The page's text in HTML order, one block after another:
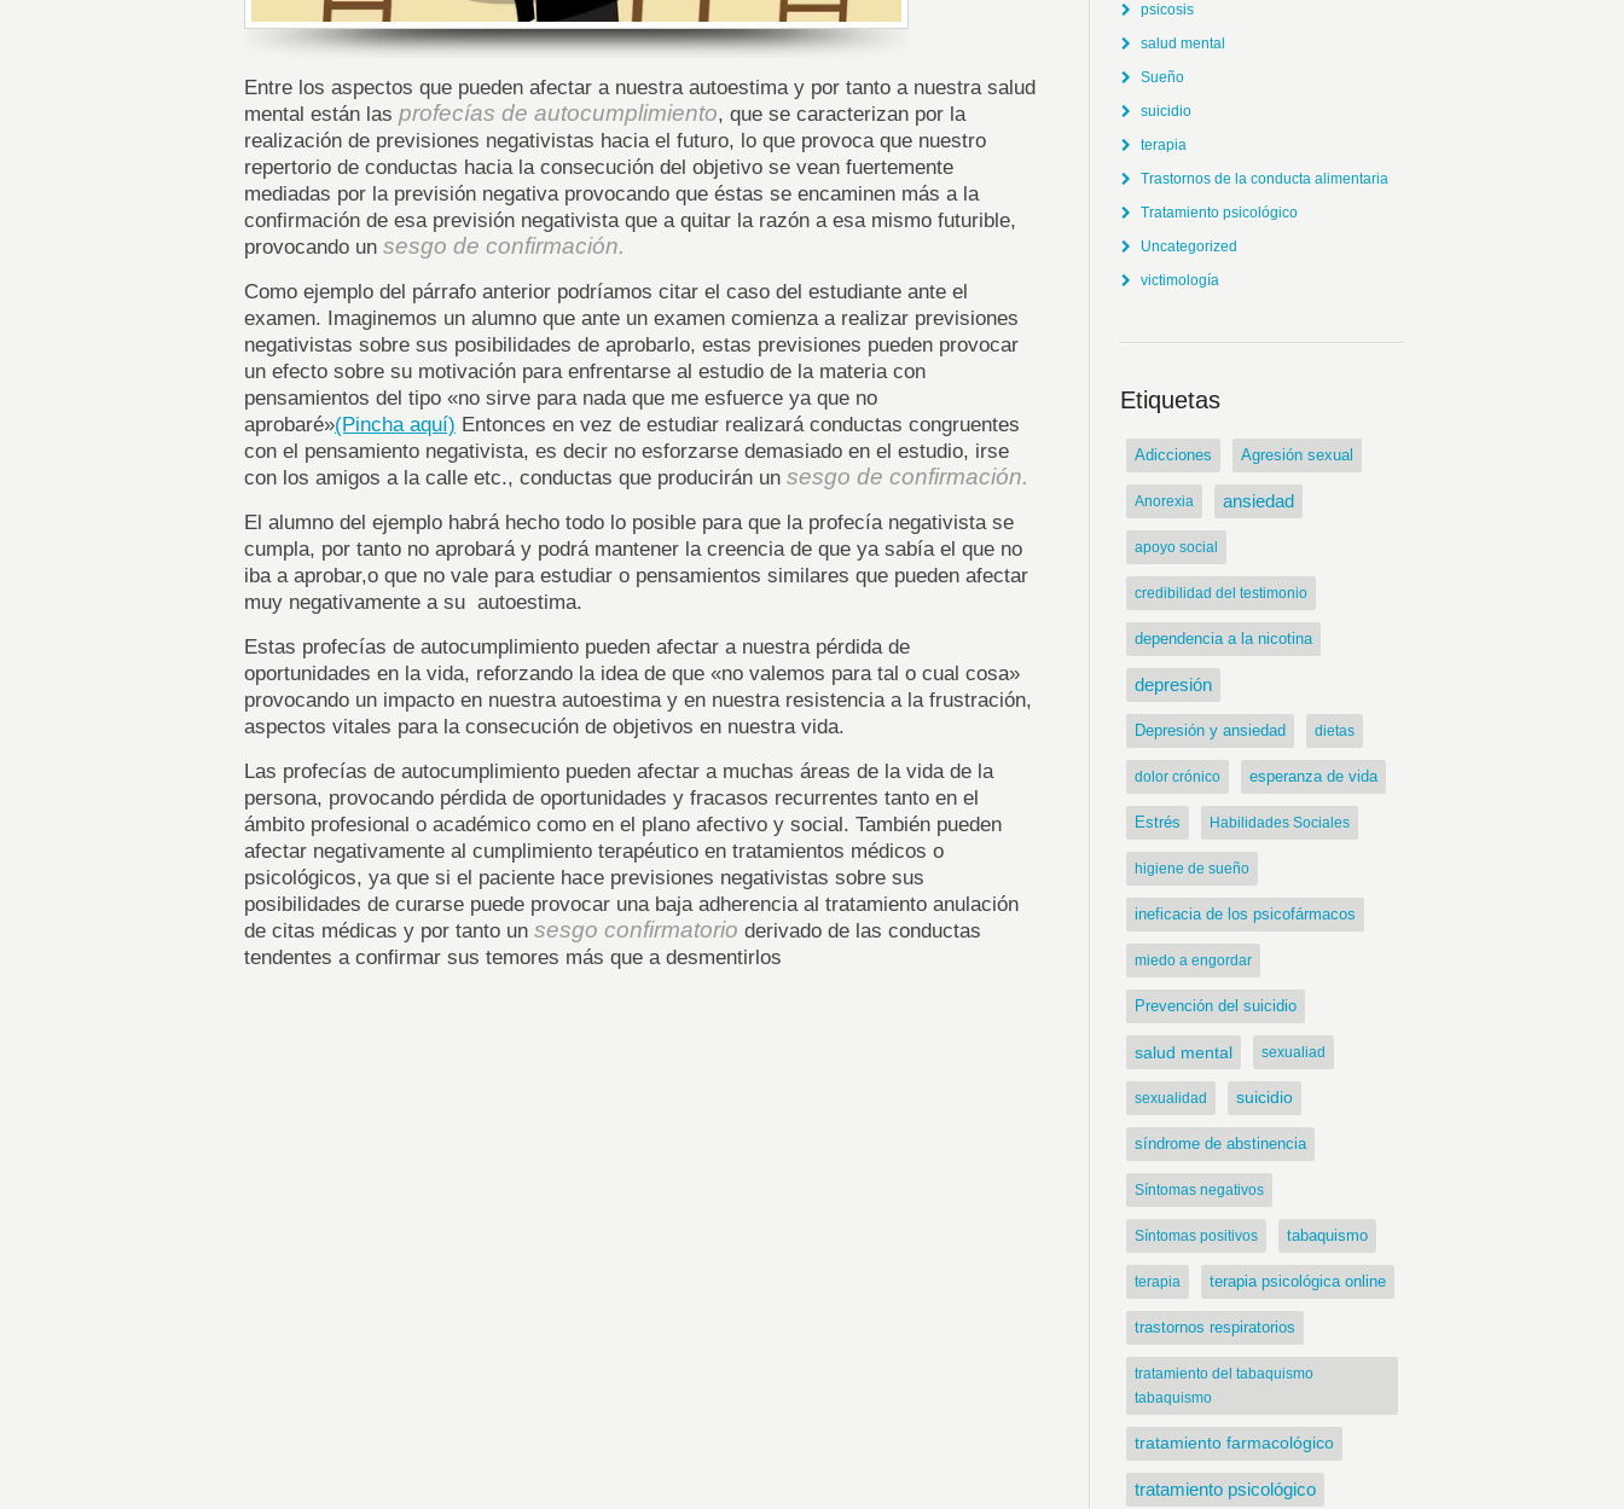
Entre los aspectos que pueden afectar a nuestra autoestima y por tanto a nuestra salud
mental están las profecías de autocumplimiento, que se caracterizan por la
realización de previsiones negativistas hacia el futuro, lo que provoca que nuestro
repertorio de conductas hacia la consecución del objetivo se vean fuertemente
mediadas por la previsión negativa provocando que éstas se encaminen más a la
confirmación de esa previsión negativista que a quitar la razón a esa mismo futurible,
provocando un sesgo de confirmación.
Como ejemplo del párrafo anterior podríamos citar el caso del estudiante ante el
examen. Imaginemos un alumno que ante un examen comienza a realizar previsiones
negativistas sobre sus posibilidades de aprobarlo, estas previsiones pueden provocar
un efecto sobre su motivación para enfrentarse al estudio de la materia con
pensamientos del tipo «no sirve para nada que me esfuerce ya que no
aprobaré»(Pincha aquí) Entonces en vez de estudiar realizará conductas congruentes
con el pensamiento negativista, es decir no esforzarse demasiado en el estudio, irse
con los amigos a la calle etc., conductas que producirán un sesgo de confirmación.
El alumno del ejemplo habrá hecho todo lo posible para que la profecía negativista se
cumpla, por tanto no aprobará y podrá mantener la creencia de que ya sabía el que no
iba a aprobar,o que no vale para estudiar o pensamientos similares que pueden afectar
muy negativamente a su autoestima.
Estas profecías de autocumplimiento pueden afectar a nuestra pérdida de
oportunidades en la vida, reforzando la idea de que «no valemos para tal o cual cosa»
provocando un impacto en nuestra autoestima y en nuestra resistencia a la frustración,
aspectos vitales para la consecución de objetivos en nuestra vida.
Las profecías de autocumplimiento pueden afectar a muchas áreas de la vida de la
persona, provocando pérdida de oportunidades y fracasos recurrentes tanto en el
ámbito profesional o académico como en el plano afectivo y social. También pueden
afectar negativamente al cumplimiento terapéutico en tratamientos médicos o
psicológicos, ya que si el paciente hace previsiones negativistas sobre sus
posibilidades de curarse puede provocar una baja adherencia al tratamiento anulación
de citas médicas y por tanto un sesgo confirmatorio derivado de las conductas
tendentes a confirmar sus temores más que a desmentirlos
psicosis
salud mental
Sueño
suicidio
terapia
Trastornos de la conducta alimentaria
Tratamiento psicológico
Uncategorized
victimología
Etiquetas
Adicciones Agresión sexual
Anorexia ansiedad
apoyo social
credibilidad del testimonio
dependencia a la nicotina
depresión
Depresión y ansiedad dietas
dolor crónico esperanza de vida
Estrés Habilidades Sociales
higiene de sueño
ineficacia de los psicofármacos
miedo a engordar
Prevención del suicidio
salud mental sexualiad
sexualidad suicidio
síndrome de abstinencia
Síntomas negativos
Síntomas positivos tabaquismo
terapia terapia psicológica online
trastornos respiratorios
tratamiento del tabaquismo
tabaquismo
tratamiento farmacológico
tratamiento psicológico